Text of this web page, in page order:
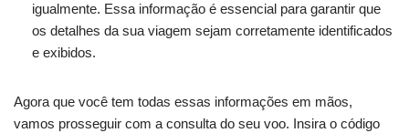
igualmente. Essa informação é essencial para garantir que
os detalhes da sua viagem sejam corretamente identificados
e exibidos.
Agora que você tem todas essas informações em mãos,
vamos prosseguir com a consulta do seu voo. Insira o código